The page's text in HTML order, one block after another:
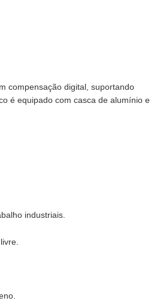
compensação digital, suportando
é equipado com casca de alumínio e
industriais.